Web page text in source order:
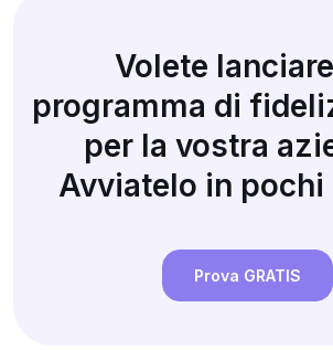
Volete
programma di
per la vostra
Avviatelo in pochi
Prova GRATIS